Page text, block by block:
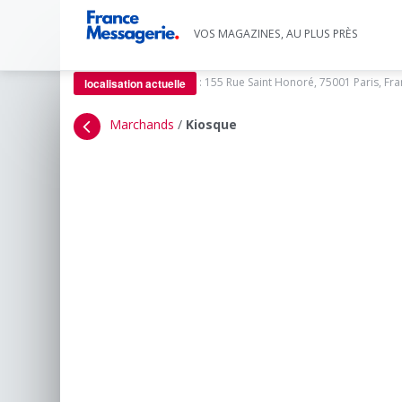
VOS MAGAZINES, AU PLUS PRÈS
localisation actuelle : 155 Rue Saint Honoré, 75001 Paris,
Marchands / Kiosque